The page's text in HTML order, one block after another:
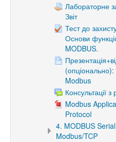
Лабораторне
Звіт
Тест до
Основи
MODBUS.
(опціонально):
Modbus
Консультації з
Modbus
Protocol
4. MODBUS
Modbus/TCP